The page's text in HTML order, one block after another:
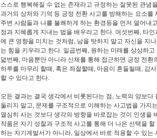
스스로 행복해질 수 없는 존재라고 규정하는 잘못된 관념
과거의 상처와 기억 등 긍정 전환 사고를 방해하는 요소
주변 사람들과 나를 불쾌하게 하는 환경등을 먼저 덜어내
정과 지혜롭게 지내는 법을 배우라고 한다. 여섯번째, 타
에 큰 영향을 미치는 것처럼, 남을 탓하지 말고 자신을 지
는 힘을 키우라고 한다. 일곱번째, 원하는 미래를 상상하
덟번째, 마음뿐만 아니라 신체를 통해 접근하면 긍정 전
하루를 마무리 할때, 혹은 좌절할때, 마음이 흔들릴때, 감
할 수 있다고 한다.
모든 결과는 결국 생각에서 비롯된다는 점, 노력의 양보다
둘리지 말고, 문제를 구조적으로 이해하는 사고법을 가지
열심히 사는 것보다 생각의 방향을 바로잡는 것이 인생을
작품은 자기 성찰과 구조적 사고를 통해 더 나은 선택을
하는 자기계발서가 아니라, 일상에서 바로 적용할 수 있